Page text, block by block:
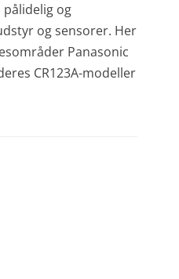
og
og sensorer. Her
Panasonic
CR123A-modeller